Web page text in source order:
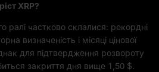
XRP?
ралі частково склалися: рекордні
визначеність і місяці цінової
для підтвердження розвороту
закриття дня вище 1,50 $.